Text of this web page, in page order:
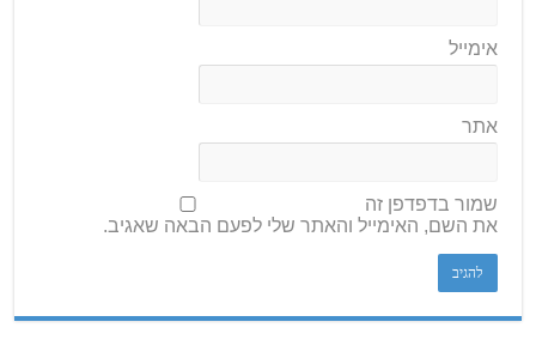
אימייל
אתר
שמור בדפדפן זה
את השם, האימייל והאתר שלי לפעם הבאה שאגיב.